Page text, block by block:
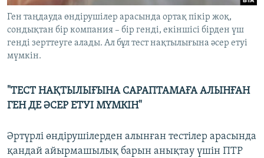
Ген таңдауда өндірушілер арасында ортақ пікір жоқ,
сондықтан бір компания – бір генді, екіншісі бірден үш
генді зерттеуге алады. Ал бұл тест нақтылығына әсер етуі
мүмкін.
"ТЕСТ НАҚТЫЛЫҒЫНА САРАПТАМАҒА АЛЫНҒАН
ГЕН ДЕ ӘСЕР ЕТУІ МҮМКІН"
Әртүрлі өндірушілерден алынған тестілер арасында
қандай айырмашылық барын анықтау үшін ПТР